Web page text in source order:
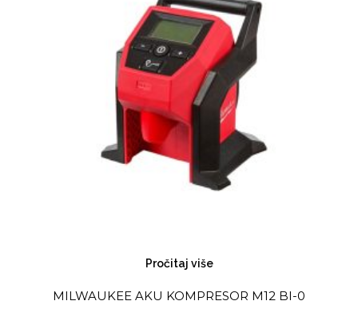
Pročitaj više
MILWAUKEE AKU KOMPRESOR M12 BI-0